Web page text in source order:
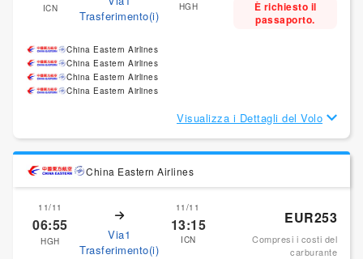
ICN
Trasferimento(i)
HGH
È richiesto il
passaporto.
China Eastern Airlines
China Eastern Airlines
China Eastern Airlines
China Eastern Airlines
Visualizza i Dettagli del Volo
China Eastern Airlines
11/11
06:55
HGH
Via1
Trasferimento(i)
11/11
13:15
ICN
EUR253
Compresi i costi del
carburante